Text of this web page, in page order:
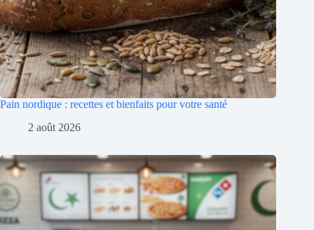
Pain nordique : recettes et bienfaits pour votre santé
2 août 2026